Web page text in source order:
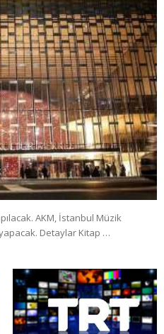
AKM, İstanbul Müzik
Detaylar Kitap …